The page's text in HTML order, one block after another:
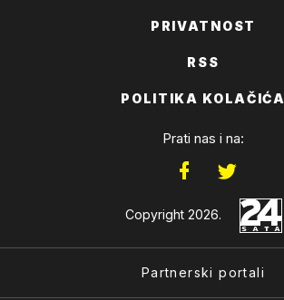
PRIVATNOST
RSS
POLITIKA KOLAČIĆA
Prati nas i na:
Copyright 2026.
Partnerski portali